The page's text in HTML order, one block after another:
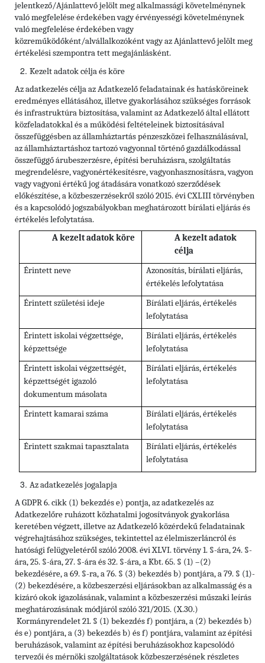
jelentkező/Ajánlattevő jelölt meg alkalmassági követelménynek
való megfelelése érdekében vagy érvényességi követelménynek
való megfelelése érdekében vagy
közreműködőként/alvállalkozóként vagy az Ajánlattevő jelölt meg
értékelési szempontra tett megajánlásként.
Kezelt adatok célja és köre
Az adatkezelés célja az Adatkezelő feladatainak és hatásköreinek
eredményes ellátásához, illetve gyakorlásához szükséges források
és infrastruktúra biztosítása, valamint az Adatkezelő által ellátott
közfeladatokkal és a működési feltételeinek biztosításával
összefüggésben az államháztartás pénzeszközei felhasználásával,
az államháztartáshoz tartozó vagyonnal történő gazdálkodással
összefüggő árubeszerzésre, építési beruházásra, szolgáltatás
megrendelésre, vagyonértékesítésre, vagyonhasznosításra, vagyon
vagy vagyoni értékű jog átadására vonatkozó szerződések
előkészítése, a közbeszerzésekről szóló 2015. évi CXLIII törvényben
és a kapcsolódó jogszabályokban meghatározott bírálati eljárás és
értékelés lefolytatása.
A kezelt adatok köre
A kezelt adatok
célja
Érintett neve
Azonosítás, bírálati eljárás,
értékelés lefolytatása
Érintett születési ideje
Bírálati eljárás, értékelés
lefolytatása
Érintett iskolai végzettsége,
képzettsége
Bírálati eljárás, értékelés
lefolytatása
Érintett iskolai végzettségét,
képzettségét igazoló
dokumentum másolata
Bírálati eljárás, értékelés
lefolytatása
Érintett kamarai száma
Bírálati eljárás, értékelés
lefolytatása
Érintett szakmai tapasztalata
Bírálati eljárás, értékelés
lefolytatása
Az adatkezelés jogalapja
A GDPR 6. cikk (1) bekezdés e) pontja, az adatkezelés az
Adatkezelőre ruházott közhatalmi jogosítványok gyakorlása
keretében végzett, illetve az Adatkezelő közérdekű feladatainak
végrehajtásához szükséges, tekintettel az élelmiszerláncról és
hatósági felügyeletéről szóló 2008. évi XLVI. törvény 1. §-ára, 24. §-
ára, 25. §-ára, 27. §-ára és 32. §-ára, a Kbt. 65. § (1) –(2)
bekezdésére, a 69. §-ra, a 76. § (3) bekezdés b) pontjára, a 79. § (1)-
(2) bekezdésére, a közbeszerzési eljárásokban az alkalmasság és a
kizáró okok igazolásának, valamint a közbeszerzési műszaki leírás
meghatározásának módjáról szóló 321/2015. (X.30.)
Kormányrendelet 21. § (1) bekezdés f) pontjára, a (2) bekezdés b)
és e) pontjára, a (3) bekezdés b) és f) pontjára, valamint az építési
beruházások, valamint az építési beruházásokhoz kapcsolódó
tervezői és mérnöki szolgáltatások közbeszerzésének részletes